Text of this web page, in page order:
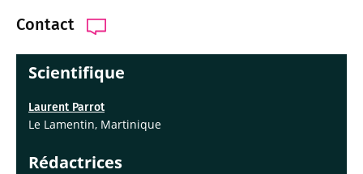
Contact
Scientifique
Laurent Parrot
Le Lamentin, Martinique
Rédactrices